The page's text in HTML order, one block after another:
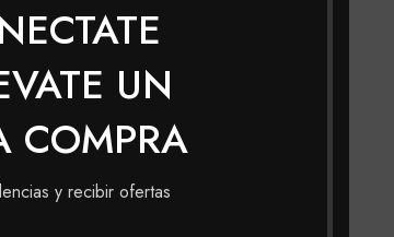
UN
COMPRA
y recibir ofertas